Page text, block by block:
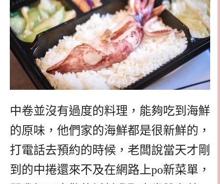
中卷並沒有過度的料理，能夠吃到海鮮
的原味，他們家的海鮮都是很新鮮的，
打電話去預約的時候，老闆說當天才剛
到的中捲還來不及在網路上po新菜單，